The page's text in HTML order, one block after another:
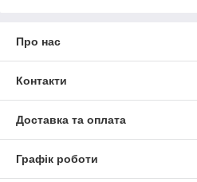
Про нас
Контакти
Доставка та оплата
Графік роботи